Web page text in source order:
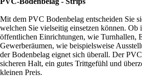
Mit dem PVC Bodenbelag entscheiden Sie
welchen Sie vielseitig einsetzen können. Ob
öffentlichen Einrichtungen, wie Turnhallen,
Gewerberäumen, wie beispielsweise
der Bodenbelag eignet sich überall. Der
sicheren Halt, ein gutes Trittgefühl und
kleinen Preis.